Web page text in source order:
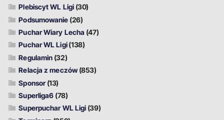
Plebiscyt WL Ligi (30)
Podsumowanie (26)
Puchar Wiary Lecha (47)
Puchar WL Ligi(138)
Regulamin (32)
Relacja z meczów(853)
Sponsor(13)
Superliga6 (78)
Superpuchar WL Ligi (39)